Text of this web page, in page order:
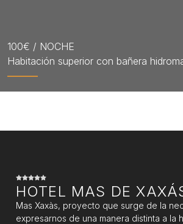
100€ / NOCHE
Habitación superior con bañera
HOTEL MAS DE
Mas Xaxàs, proyecto que surge de la
expresarnos de una manera distinta a la